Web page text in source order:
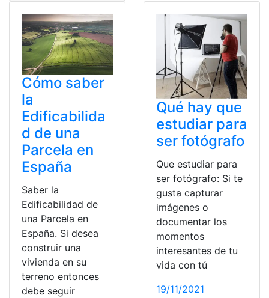
Cómo saber
la
Edificabilida
d de una
Parcela en
España
Saber la
Edificabilidad de
una Parcela en
España. Si desea
construir una
vivienda en su
terreno entonces
debe seguir
Qué hay que
estudiar para
ser fotógrafo
Que estudiar para
ser fotógrafo: Si te
gusta capturar
imágenes o
documentar los
momentos
interesantes de tu
vida con tú
19/11/2021